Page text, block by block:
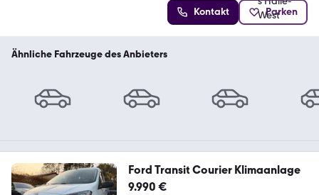
Kontakt Parken
Ähnliche Fahrzeuge des Anbieters
Ford Transit Courier Klimaanlage
9.990 €